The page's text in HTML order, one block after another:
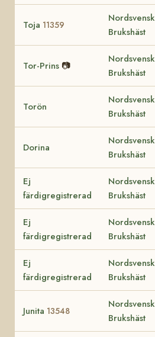
Toja 11359
Nordsvensk
Brukshäst
Tor-Prins 📷
Nordsvensk
Brukshäst
Torön
Nordsvensk
Brukshäst
Dorina
Nordsvensk
Brukshäst
Ej
färdigregistrerad
Nordsvensk
Brukshäst
Ej
färdigregistrerad
Nordsvensk
Brukshäst
Ej
färdigregistrerad
Nordsvensk
Brukshäst
Junita 13548
Nordsvensk
Brukshäst